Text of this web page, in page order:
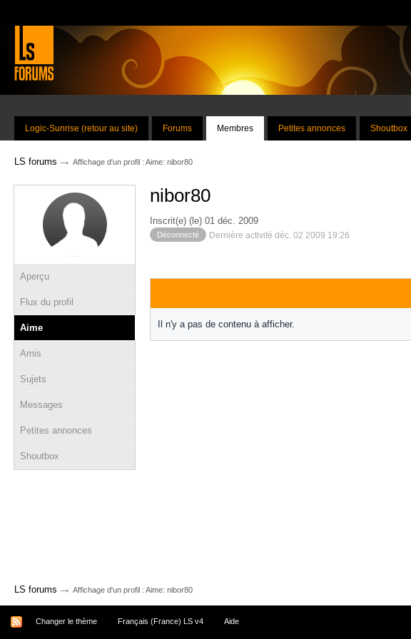
Logic-Sunrise (retour au site) Forums Membres Petites annonces Shoutbox
LS forums → Affichage d'un profil : Aime: nibor80
Aperçu
Flux du profil
Aime
Amis
Sujets
Messages
Petites annonces
Shoutbox
nibor80
Inscrit(e) (le) 01 déc. 2009
Déconnecté Dernière activité déc. 02 2009 19:26
Il n'y a pas de contenu à afficher.
LS forums → Affichage d'un profil : Aime: nibor80
Changer le thème Français (France) LS v4 Aide